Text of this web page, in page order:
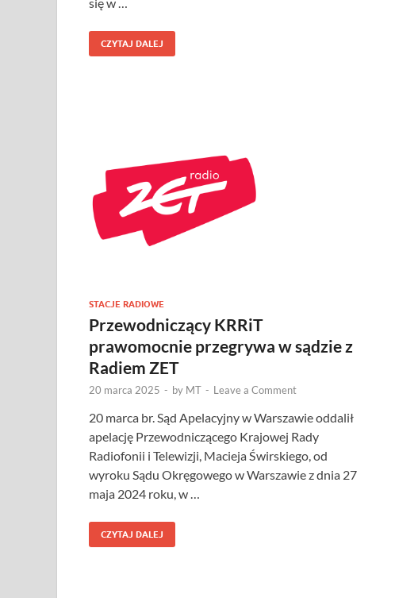
CZYTAJ DALEJ
STACJE RADIOWE
Przewodniczący KRRiT
prawomocnie przegrywa w sądzie z
Radiem ZET
20 marca 2025 - by MT - Leave a Comment
20 marca br. Sąd Apelacyjny w Warszawie oddalił
apelację Przewodniczącego Krajowej Rady
Radiofonii i Telewizji, Macieja Świrskiego, od
wyroku Sądu Okręgowego w Warszawie z dnia 27
maja 2024 roku, w …
CZYTAJ DALEJ